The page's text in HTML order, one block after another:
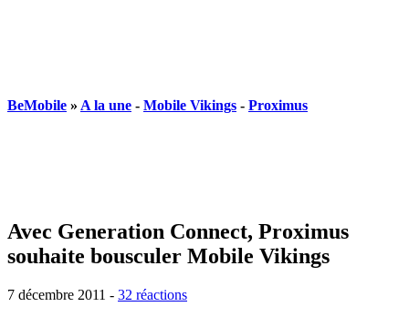
BeMobile » A la une - Mobile Vikings - Proximus
Avec Generation Connect, Proximus
souhaite bousculer Mobile Vikings
7 décembre 2011 - 32 réactions